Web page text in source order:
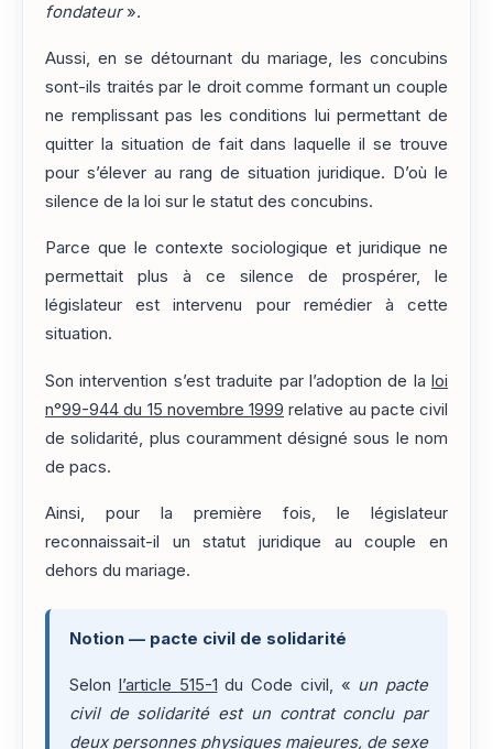
fondateur».
Aussi, en se détournant du mariage, les concubins
sont-ils traités par le droit comme formant un couple
ne remplissant pas les conditions lui permettant de
quitter la situation de fait dans laquelle il se trouve
pour s’élever au rang de situation juridique. D’où le
silence de la loi sur le statut des concubins.
Parce que le contexte sociologique et juridique ne
permettait plus à ce silence de prospérer, le
législateur est intervenu pour remédier à cette
situation.
Son intervention s’est traduite par l’adoption de la loi
n°99-944 du 15 novembre 1999 relative au pacte civil
de solidarité, plus couramment désigné sous le nom
de pacs.
Ainsi, pour la première fois, le législateur
reconnaissait-il un statut juridique au couple en
dehors du mariage.
Notion — pacte civil de solidarité
Selon l’article 515-1 du Code civil, « un pacte
civil de solidarité est un contrat conclu par
deux personnes physiques majeures, de sexe